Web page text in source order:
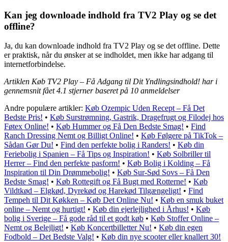
Kan jeg downloade indhold fra TV2 Play og se det
offline?
Ja, du kan downloade indhold fra TV2 Play og se det offline. Dette
er praktisk, når du ønsker at se indholdet, men ikke har adgang til
internetforbindelse.
Artiklen Køb TV2 Play – Få Adgang til Dit Yndlingsindhold! har i
gennemsnit fået4.1 stjerner baseret på 10 anmeldelser
Andre populære artikler: Køb Ozempic Uden Recept – Få Det
Bedste Pris! • Køb Surstrømning, Gastrik, Dragefrugt og Filodej hos
Føtex Online! • Køb Hummer og Få Den Bedste Smag! • Find
Ranch Dressing Nemt og Billigt Online! • Køb Følgere på TikTok –
Sådan Gør Du! • Find den perfekte bolig i Randers! • Køb din
Feriebolig i Spanien – Få Tips og Inspiration! • Køb Solbriller til
Herrer – Find den perfekte pasform! • Køb Bolig i Kolding – Få
Inspiration til Din Drømmebolig! • Køb Sur-Sød Sovs – Få Den
Bedste Smag! • Køb Rottegift og Få Bugt med Rotterne! • Køb
Vildtkød – Elgkød, Dyrekød og Harekød Tilgængeligt! • Find
Tempeh til Dit Køkken – Køb Det Online Nu! • Køb en smuk buket
online – Nemt og hurtigt! • Køb din ejerlejlighed i Århus! • Køb
bolig i Sverige – Få gode råd til et godt køb • Køb Stoffer Online –
Nemt og Belejligt! • Køb Koncertbilletter Nu! • Køb din egen
Fodbold – Det Bedste Valg! • Køb din nye scooter eller knallert 30!